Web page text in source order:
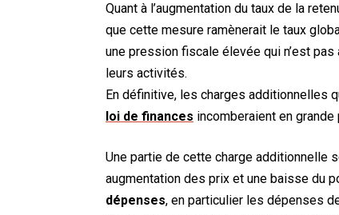
Quant à l’augmentation du taux de la
que cette mesure ramènerait le taux
une pression fiscale élevée qui n’est
leurs activités.
En définitive, les charges additionnelles
loi de finances incomberaient en
Une partie de cette charge additionnelle
augmentation des prix et une baisse du
dépenses, en particulier les dépenses